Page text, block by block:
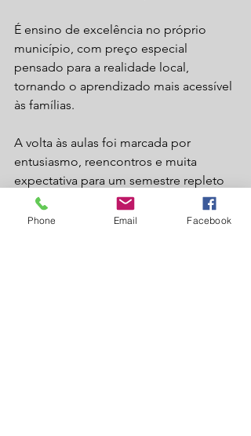
É ensino de excelência no próprio
município, com preço especial
pensado para a realidade local,
tornando o aprendizado mais acessível
às famílias.
A volta às aulas foi marcada por
entusiasmo, reencontros e muita
expectativa para um semestre repleto
de descobertas e evolução.
Phone Email Facebook